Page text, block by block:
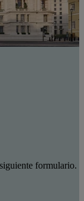
formulario.